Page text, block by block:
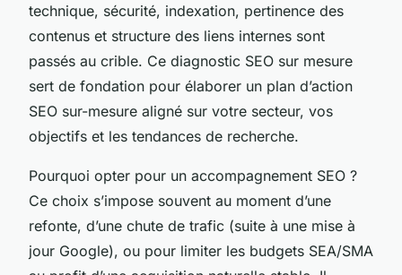
technique, sécurité, indexation, pertinence des
contenus et structure des liens internes sont
passés au crible. Ce diagnostic SEO sur mesure
sert de fondation pour élaborer un plan d’action
SEO sur-mesure aligné sur votre secteur, vos
objectifs et les tendances de recherche.
Pourquoi opter pour un accompagnement SEO ?
Ce choix s’impose souvent au moment d’une
refonte, d’une chute de trafic (suite à une mise à
jour Google), ou pour limiter les budgets SEA/SMA